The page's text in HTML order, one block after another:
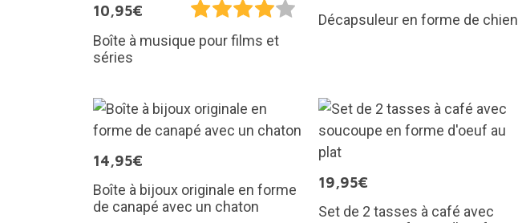
10,95€
Boîte à musique pour films et
séries
Décapsuleur en forme de chien
14,95€
Boîte à bijoux originale en forme
de canapé avec un chaton
19,95€
Set de 2 tasses à café avec